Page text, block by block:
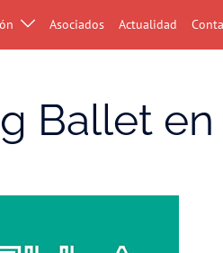
Asociados Actualidad
Ballet en